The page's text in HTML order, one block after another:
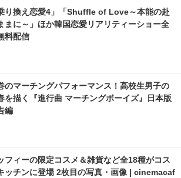
り換え恋愛4」「Shuffle of Love～本能の赴
まに～」ほか韓国恋愛リアリティーショー全
料配信
のマーチングパフォーマンス！高校生男子の
を描く『進行曲 マーチングボーイズ』日本版
編
フィーの限定コスメ＆雑貨など全18種がコス
ッチンに登場 2枚目の写真・画像 | cinemacaf